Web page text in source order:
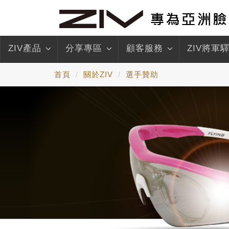
ZIV產品 分享專區 顧客服務 ZIV將軍
首頁 關於ZIV 選手贊助